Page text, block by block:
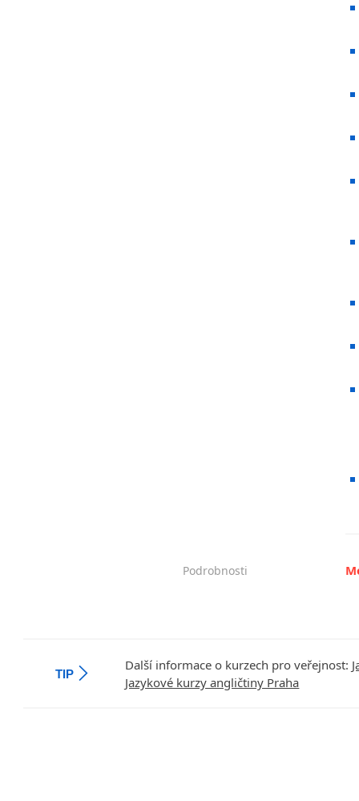
Podrobnosti
TIP
Další informace o kurzech pro veřejnost:
Jazykové kurzy angličtiny Praha